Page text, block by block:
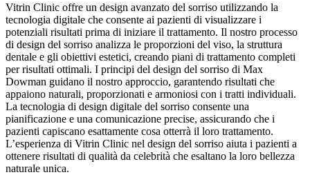
Vitrin Clinic offre un design avanzato del sorriso utilizzando la
tecnologia digitale che consente ai pazienti di visualizzare i
potenziali risultati prima di iniziare il trattamento. Il nostro processo
di design del sorriso analizza le proporzioni del viso, la struttura
dentale e gli obiettivi estetici, creando piani di trattamento completi
per risultati ottimali. I principi del design del sorriso di Max
Dowman guidano il nostro approccio, garantendo risultati che
appaiono naturali, proporzionati e armoniosi con i tratti individuali.
La tecnologia di design digitale del sorriso consente una
pianificazione e una comunicazione precise, assicurando che i
pazienti capiscano esattamente cosa otterrà il loro trattamento.
L’esperienza di Vitrin Clinic nel design del sorriso aiuta i pazienti a
ottenere risultati di qualità da celebrità che esaltano la loro bellezza
naturale unica.